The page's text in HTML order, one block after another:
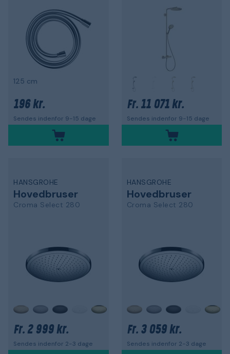
125 cm
196 kr.
Sendes indenfor 9-15 dage
Fr. 11 071 kr.
Sendes indenfor 9-15 dage
HANSGROHE
Hovedbruser
Croma Select 280
Fr. 2 999 kr.
Sendes indenfor 2-3 dage
HANSGROHE
Hovedbruser
Croma Select 280
Fr. 3 059 kr.
Sendes indenfor 2-3 dage